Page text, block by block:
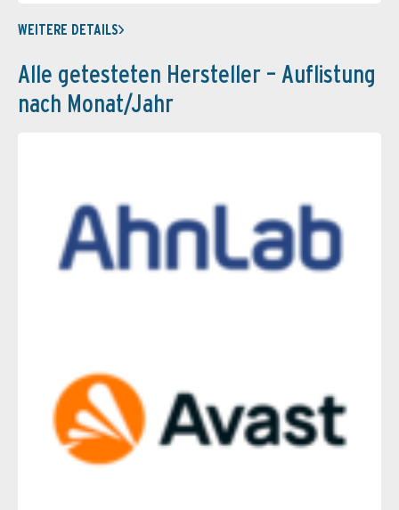
WEITERE DETAILS
Alle getesteten Hersteller – Auflistung
nach Monat/Jahr